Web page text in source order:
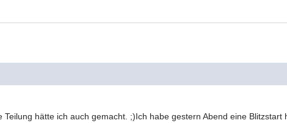
Teilung hätte ich auch gemacht. ;)Ich habe gestern Abend eine